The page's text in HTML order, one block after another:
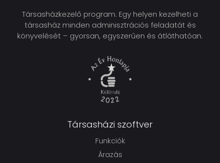
Társasházkezelő program. Egy helyen kezelheti a
társasház minden adminisztrációs feladatát és
könyvelését – gyorsan, egyszerűen és átláthatóan.
Társasházi szoftver
Funkciók
Árazás